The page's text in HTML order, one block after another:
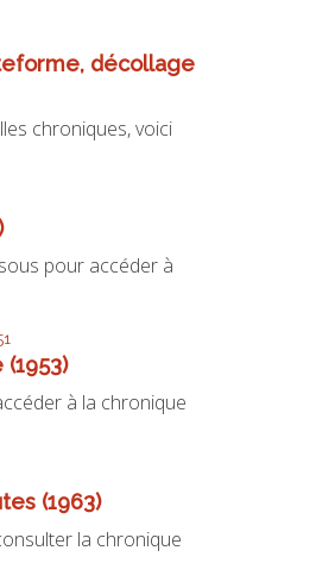
décollage
chroniques, voici
pour accéder à
à la chronique
(1963)
la chronique